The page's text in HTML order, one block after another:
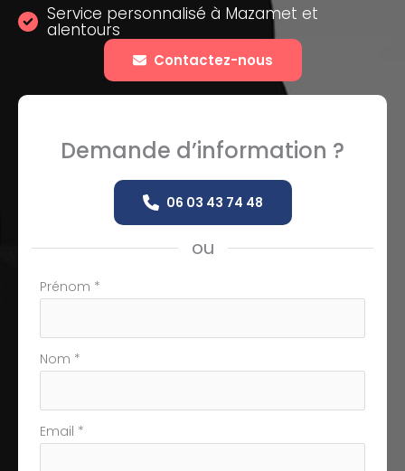
Service personnalisé à Mazamet et
alentours
Contactez-nous
Demande d’information ?
06 03 43 74 48
ou
Formulaire
téléphone
Prénom *
Nom *
Email *